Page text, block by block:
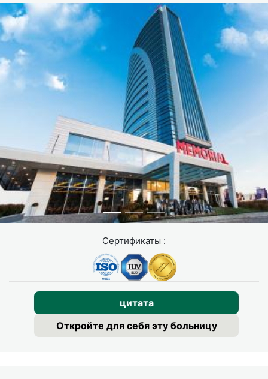
Сертификаты :
цитата
Откройте для себя эту больницу